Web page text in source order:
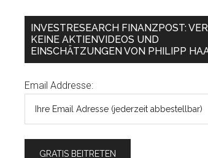
INVESTRESEARCH FINANZPOST:
KEINE AKTIENVIDEOS UND
EINSCHÄTZUNGEN VON PHILIPP
Email Addresse: